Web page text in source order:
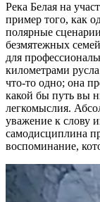
Река Белая на
пример того, как
полярные
безмятежных
для
километрами
что-то одно; она
какой бы путь вы
легкомыслия.
уважение к слову
самодисциплина
воспоминание,